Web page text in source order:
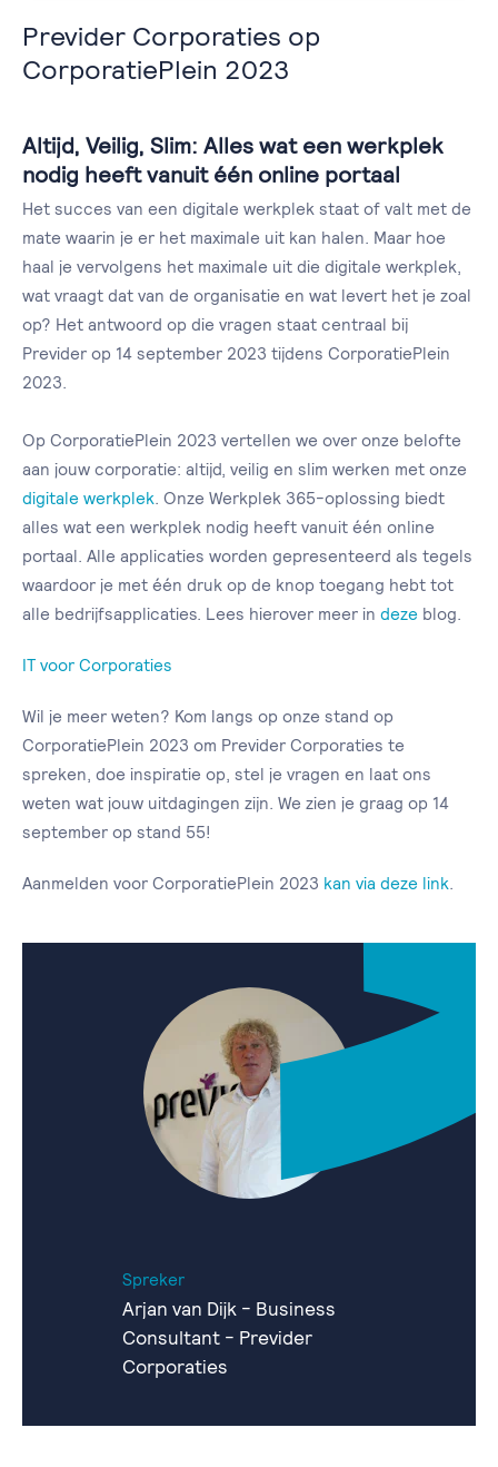
Previder Corporaties op
CorporatiePlein 2023
Altijd, Veilig, Slim: Alles wat een werkplek
nodig heeft vanuit één online portaal
Het succes van een digitale werkplek staat of valt met de
mate waarin je er het maximale uit kan halen. Maar hoe
haal je vervolgens het maximale uit die digitale werkplek,
wat vraagt dat van de organisatie en wat levert het je zoal
op? Het antwoord op die vragen staat centraal bij
Previder op 14 september 2023 tijdens CorporatiePlein
2023.
Op CorporatiePlein 2023 vertellen we over onze belofte
aan jouw corporatie: altijd, veilig en slim werken met onze
digitale werkplek. Onze Werkplek 365-oplossing biedt
alles wat een werkplek nodig heeft vanuit één online
portaal. Alle applicaties worden gepresenteerd als tegels
waardoor je met één druk op de knop toegang hebt tot
alle bedrijfsapplicaties. Lees hierover meer in deze blog.
IT voor Corporaties
Wil je meer weten? Kom langs op onze stand op
CorporatiePlein 2023 om Previder Corporaties te
spreken, doe inspiratie op, stel je vragen en laat ons
weten wat jouw uitdagingen zijn. We zien je graag op 14
september op stand 55!
Aanmelden voor CorporatiePlein 2023 kan via deze link.
Spreker
Arjan van Dijk - Business
Consultant - Previder
Corporaties